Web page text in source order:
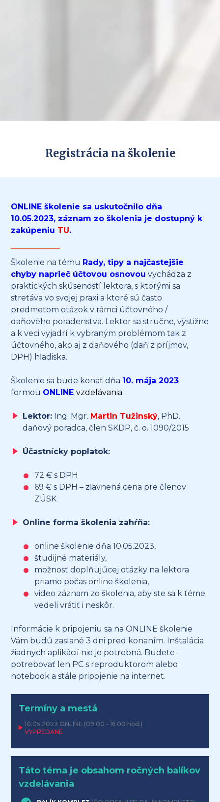
Registrácia na školenie
ONLINE školenie sa uskutočnilo dňa
10.05.2023, záznam zo školenia je dostupný k
zakúpeniu TU.
Školenie na tému Rady, tipy a najčastejšie
chyby naprieč účtovou osnovou vychádza z
praktických skúseností lektora, s ktorými sa
stretáva vo svojej praxi a ktoré sú často
predmetom otázok v rámci účtovného /
daňového poradenstva. Lektor sa stručne, výstižne
a k veci vyjadrí k vybraným problémom tak z
účtovného, ako aj z daňového (daň z príjmov,
DPH) hľadiska.
Školenie sa bude konať dňa 10. mája 2023
formou ONLINEvzdelávania.
Lektor: Ing. Mgr. Martin Tužinský, PhD.
daňový poradca, člen SKDP, č. o. 1090/2015
Účastnícky poplatok:
72 € s DPH
69 € s DPH – zľavnená cena pre členov
ZÚSK
Online forma školenia zahŕňa:
online školenie dňa 10.05.2023,
študijné materiály,
možnosť doplňujúcej otázky na lektora
priamo počas online školenia,
video záznam zo školenia, aby ste sa k téme
vedeli vrátiť i neskôr.
Informácie k pripojeniu sa na ONLINE školenie
Vám budú zaslané 3 dni pred konaním. Inštalácia
žiadnych aplikácií nie je potrebná. Budete
potrebovať len PC s reproduktorom alebo
notebook a stále pripojenie na internet.
Termíny a mestá
10.05.2023 ONLINE (09:00 - 16:00 hod.)
VYPREDANÉ
Táto téma je obsahom ročných balíkov
vzdelávania